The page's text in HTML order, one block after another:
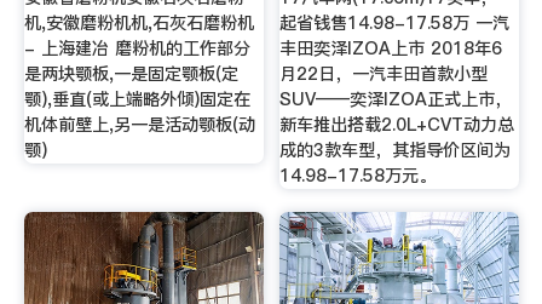
机,安徽磨粉机机,石灰石磨粉机
- 上海建冶 磨粉机的工作部分
是两块颚板,一是固定颚板(定
颚),垂直(或上端略外倾)固定在
机体前壁上,另一是活动颚板(动
颚)
起省钱售14.98-17.58万 一汽
丰田奕泽IZOA上市 2018年6
月22日，一汽丰田首款小型
SUV——奕泽IZOA正式上市，
新车推出搭载2.0L+CVT动力总
成的3款车型，其指导价区间为
14.98-17.58万元。